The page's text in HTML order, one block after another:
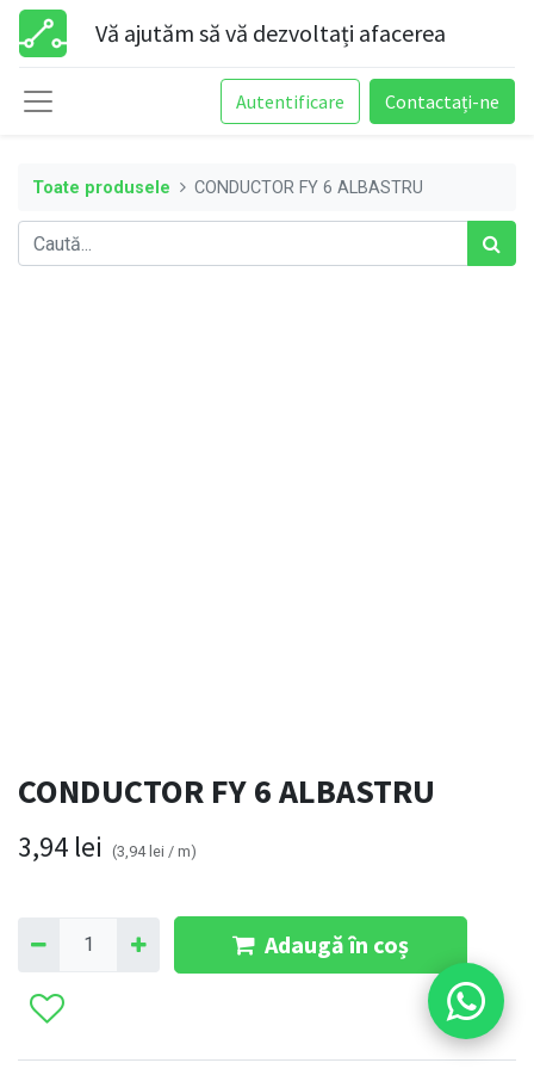
Vă ajutăm să vă dezvoltați afacerea
Autentificare Contactați-ne
Toate produsele CONDUCTOR FY 6 ALBASTRU
CONDUCTOR FY 6 ALBASTRU
3,94 lei (3,94lei / m)
Adaugă în coș